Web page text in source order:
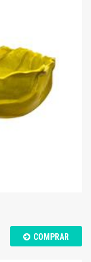
COMPRAR